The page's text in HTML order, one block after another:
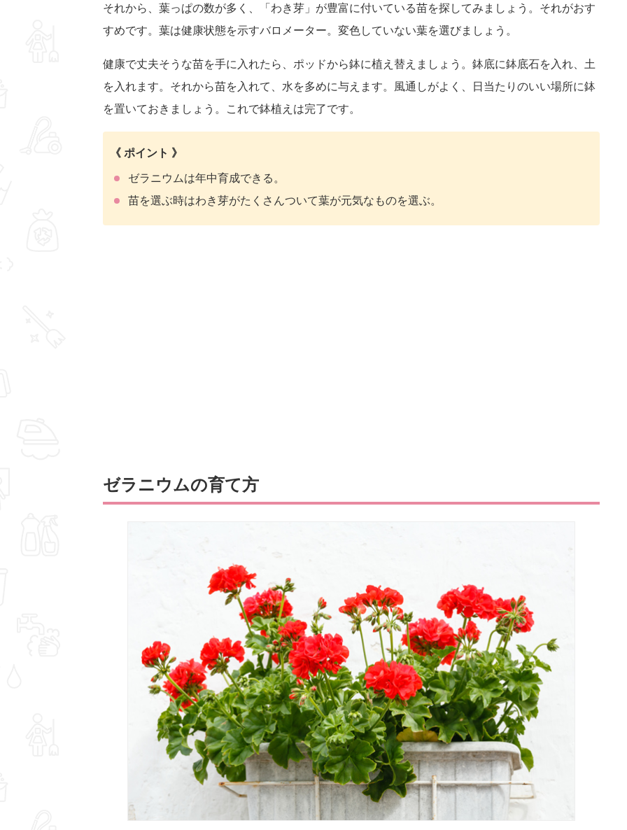
それから、葉っぱの数が多く、「わき芽」が豊富に付いている苗を探してみましょう。それがおす
すめです。葉は健康状態を示すバロメーター。変色していない葉を選びましょう。
健康で丈夫そうな苗を手に入れたら、ポッドから鉢に植え替えましょう。鉢底に鉢底石を入れ、土
を入れます。それから苗を入れて、水を多めに与えます。風通しがよく、日当たりのいい場所に鉢
を置いておきましょう。これで鉢植えは完了です。
《 ポイント 》
ゼラニウムは年中育成できる。
苗を選ぶ時はわき芽がたくさんついて葉が元気なものを選ぶ。
ゼラニウムの育て方